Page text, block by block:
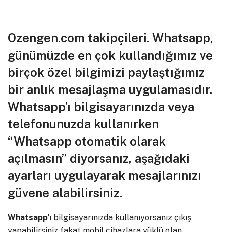
Ozengen.com takipçileri. Whatsapp,
günümüzde en çok kullandığımız ve
birçok özel bilgimizi paylaştığımız
bir anlık mesajlaşma uygulamasıdır.
Whatsapp’ı bilgisayarınızda veya
telefonunuzda kullanırken
“Whatsapp otomatik olarak
açılmasın” diyorsanız, aşağıdaki
ayarları uygulayarak mesajlarınızı
güvene alabilirsiniz.
Whatsapp’ı bilgisayarınızda kullanıyorsanız çıkış